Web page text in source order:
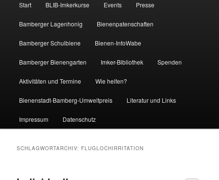
Start BLIB-Imkerkurse Events Presse
Bamberger Lagenhonig Bienenpatenschaften
Bamberger Schulbiene Bienen-InfoWabe
Bamberger Bienengarten Imker-Bibliothek Spenden
Aktivitäten und Termine Wie helfen?
Bienenstadt-Bamberg-Umweltpreis Literatur und Links
Impressum Datenschutz
SCHLAGWORTARCHIV: FLUGLOCHIRRITATION